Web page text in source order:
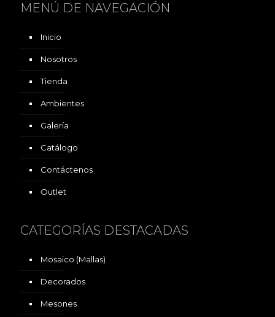
MENÚ DE NAVEGACIÓN
Inicio
Nosotros
Tienda
Ambientes
Galería
Catálogo
Contáctenos
Outlet
CATEGORÍAS DESTACADAS
Mosaico (Mallas)
Decorados
Mesones